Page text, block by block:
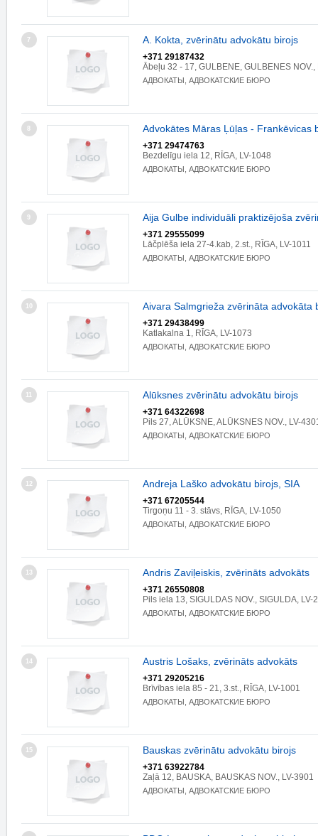
7 A. Kokta, zvērinātu advokātu birojs
+371 29187432
Ābeļu 32 - 17, GULBENE, GULBENES NOV.,
АДВОКАТЫ, АДВОКАТСКИЕ БЮРО
8 Advokātes Māras Ļūļas - Frankēvicas
+371 29474763
Bezdelīgu iela 12, RĪGA, LV-1048
АДВОКАТЫ, АДВОКАТСКИЕ БЮРО
9 Aija Gulbe individuāli praktizējoša
+371 29555099
Lāčplēša iela 27-4.kab, 2.st., RĪGA, LV-1011
АДВОКАТЫ, АДВОКАТСКИЕ БЮРО
10 Aivara Salmgrieža zvērināta advokāta
+371 29438499
Katlakalna 1, RĪGA, LV-1073
АДВОКАТЫ, АДВОКАТСКИЕ БЮРО
11 Alūksnes zvērinātu advokātu birojs
+371 64322698
Pils 27, ALŪKSNE, ALŪKSNES NOV., LV-
АДВОКАТЫ, АДВОКАТСКИЕ БЮРО
12 Andreja Laško advokātu birojs, SIA
+371 67205544
Tirgoņu 11 - 3. stāvs, RĪGA, LV-1050
АДВОКАТЫ, АДВОКАТСКИЕ БЮРО
13 Andris Zaviļeiskis, zvērināts advokāts
+371 26550808
Pils iela 13, SIGULDAS NOV., SIGULDA, LV-
АДВОКАТЫ, АДВОКАТСКИЕ БЮРО
14 Austris Lošaks, zvērināts advokāts
+371 29205216
Brīvības iela 85 - 21, 3.st., RĪGA, LV-1001
АДВОКАТЫ, АДВОКАТСКИЕ БЮРО
15 Bauskas zvērinātu advokātu birojs
+371 63922784
Zaļā 12, BAUSKA, BAUSKAS NOV., LV-3901
АДВОКАТЫ, АДВОКАТСКИЕ БЮРО